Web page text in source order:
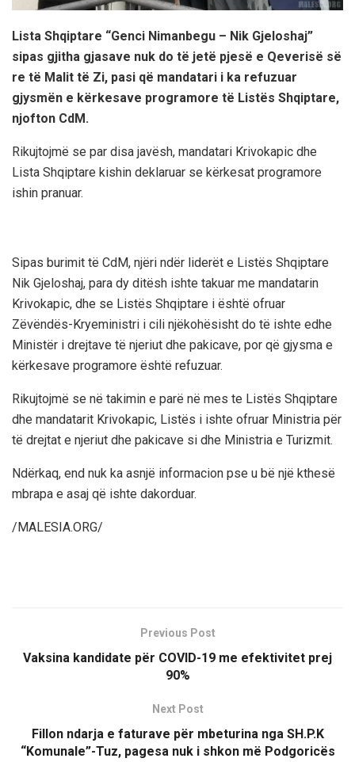
Lista Shqiptare “Genci Nimanbegu – Nik Gjeloshaj”
sipas gjitha gjasave nuk do të jetë pjesë e Qeverisë së
re të Malit të Zi, pasi që mandatari i ka refuzuar
gjysmën e kërkesave programore të Listës Shqiptare,
njofton CdM.
Rikujtojmë se par disa javësh, mandatari Krivokapic dhe
Lista Shqiptare kishin deklaruar se kërkesat programore
ishin pranuar.
Sipas burimit të CdM, njëri ndër liderët e Listës Shqiptare
Nik Gjeloshaj, para dy ditësh ishte takuar me mandatarin
Krivokapic, dhe se Listës Shqiptare i është ofruar
Zëvëndës-Kryeministri i cili njëkohësisht do të ishte edhe
Ministër i drejtave të njeriut dhe pakicave, por që gjysma e
kërkesave programore është refuzuar.
Rikujtojmë se në takimin e parë në mes te Listës Shqiptare
dhe mandatarit Krivokapic, Listës i ishte ofruar Ministria për
të drejtat e njeriut dhe pakicave si dhe Ministria e Turizmit.
Ndërkaq, end nuk ka asnjë informacion pse u bë një kthesë
mbrapa e asaj që ishte dakorduar.
/MALESIA.ORG/
Previous Post
Vaksina kandidate për COVID-19 me efektivitet prej
90%
Next Post
Fillon ndarja e faturave për mbeturina nga SH.P.K
“Komunale”-Tuz, pagesa nuk i shkon më Podgoricës